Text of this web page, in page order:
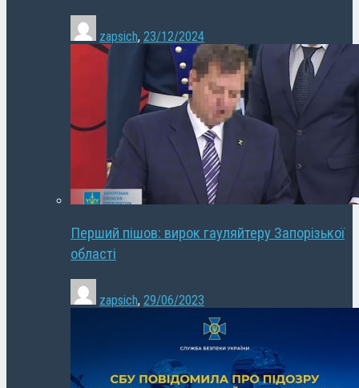
zapsich, 23/12/2024
Перший пішов: вирок гауляйтеру Запорізької
області
zapsich, 29/06/2023